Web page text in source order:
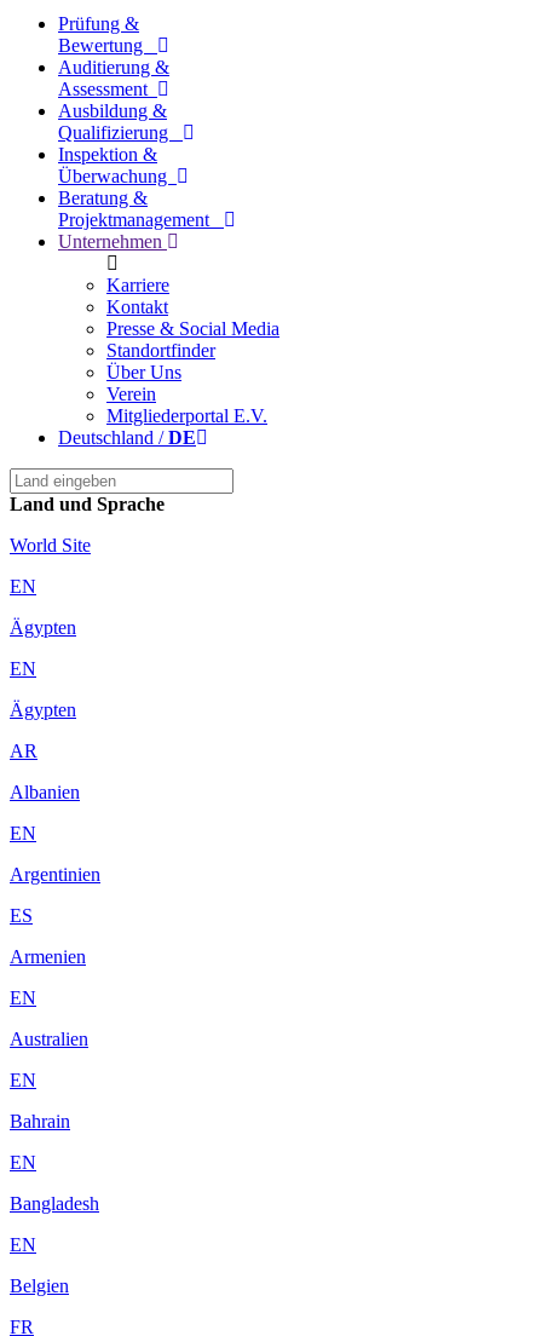
Prüfung &
Bewertung
Auditierung &
Assessment
Ausbildung &
Qualifizierung
Inspektion &
Überwachung
Beratung &
Projektmanagement
Unternehmen
Karriere
Kontakt
Presse & Social Media
Standortfinder
Über Uns
Verein
Mitgliederportal E.v.
Deutschland /DE
Land und Sprache
World Site
EN
Ägypten
EN
Ägypten
AR
Albanien
EN
Argentinien
ES
Armenien
EN
Australien
EN
Bahrain
EN
Bangladesh
EN
Belgien
FR